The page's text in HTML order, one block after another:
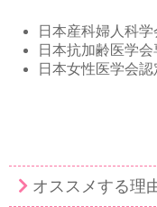
日本産科婦人科
日本抗加齢医学会
日本女性医学会
オススメする理